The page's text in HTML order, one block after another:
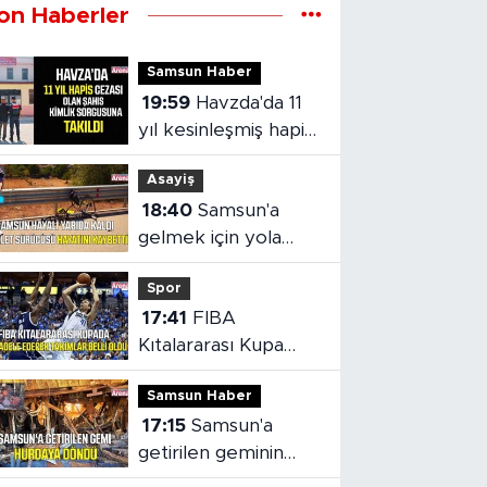
Haberler
Samsun Haber
19:59
yıl kesinleşmiş hapis
cezası olan şahıs
yakalandı
Asayiş
18:40 Samsun'a
gelmek için yola
çıkan bisikletiye
otomobil çarptı
Spor
17:41
Kıtalararası Kupa
2026’da mücadele
edecek takımlar
belli oldu
Samsun Haber
17:15 Samsun'a
getirilen geminin
hasarı ortaya çıktı